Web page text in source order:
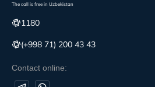
The call is free in Uzbekistan
1180
(+998 71) 200 43 43
Contact online: